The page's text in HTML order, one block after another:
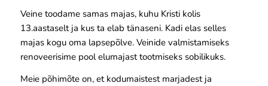
Veine toodame samas majas, kuhu Kristi kolis
13.aastaselt ja kus ta elab tänaseni. Kadi elas selles
majas kogu oma lapsepõlve. Veinide valmistamiseks
renoveerisime pool elumajast tootmiseks sobilikuks.
Meie põhimõte on, et kodumaistest marjadest ja